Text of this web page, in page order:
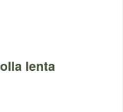
lenta